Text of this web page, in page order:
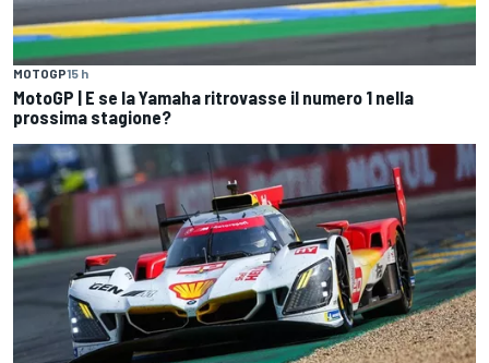
MOTOGP15 h
MotoGP | E se la Yamaha ritrovasse il numero 1 nella
prossima stagione?